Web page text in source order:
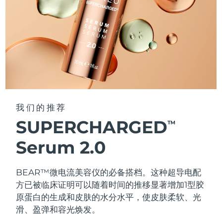
我们的推荐
SUPERCHARGEDTM
Serum 2.0
BEAR™微电流美容仪的必备搭档。这种超导电配
方已被临床证明可以随着时间的推移显著增加1型胶
原蛋白的生成和皮肤的水分水平，使皮肤柔软、光
滑、盈弹和容光焕发。